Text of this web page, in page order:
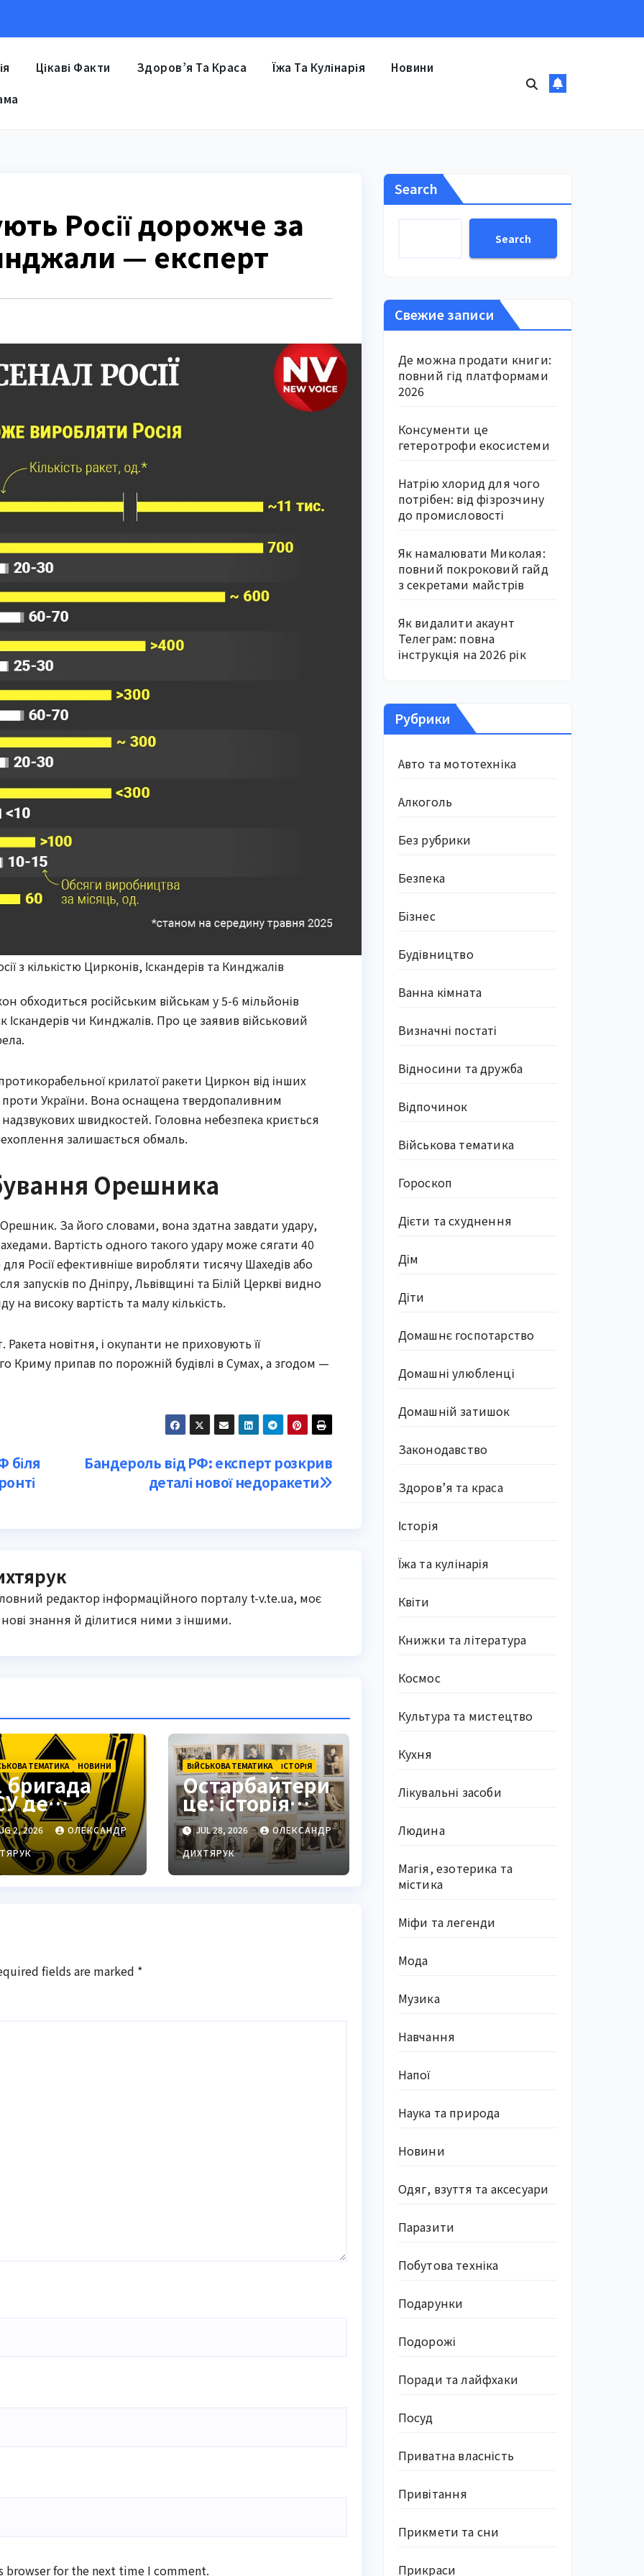
Цікаві Факти Здоров’я Та Краса Їжа Та Кулінарія Новини
Росії дорожче за
— експерт
з кількістю Цирконів, Іскандерів та Кинджалів
обходиться російським військам у 5-6 мільйонів
Іскандерів чи Кинджалів. Про це заявив військовий
крилатої ракети Циркон від інших
проти України. Вона оснащена твердопаливним
швидкостей. Головна небезпека криється
залишається обмаль.
Орешника
За його словами, вона здатна завдати удару,
Вартість одного такого удару може сягати 40
Росії ефективніше виробляти тисячу Шахедів або
запусків по Дніпру, Львівщині та Білій Церкві видно
високу вартість та малу кількість.
новітня, і окупанти не приховують її
Криму припав по порожній будівлі в Сумах, а згодом —
Бандероль від РФ: експерт розкрив
деталі нової недоракети
біля
редактор інформаційного порталу t-v.te.ua, моє
знання й ділитися ними з іншими.
ТЕМАТИКА НОВИНИ
бригада
де
як
2, 2026
ОЛЕКСАНДР
ВІЙСЬКОВА ТЕМАТИКА ІСТОРІЯ
Остарбайтери
це: історія
примусової
праці
українців
JUL 28, 2026
ОЛЕКСАНДР
ДИХТЯРУК
fields are marked *
browser for the next time I comment.
Search
Search
Свежие записи
Де можна продати книги:
повний гід платформами
2026
Консументи це
гетеротрофи екосистеми
Натрію хлорид для чого
потрібен: від фізрозчину
до промисловості
Як намалювати Миколая:
повний покроковий гайд
з секретами майстрів
Як видалити акаунт
Телеграм: повна
інструкція на 2026 рік
Рубрики
Авто та мототехніка
Алкоголь
Без рубрики
Безпека
Бізнес
Будівництво
Ванна кімната
Визначні постаті
Відносини та дружба
Відпочинок
Військова тематика
Гороскоп
Дієти та схуднення
Дім
Діти
Домашнє госпотарство
Домашні улюбленці
Домашній затишок
Законодавство
Здоров’я та краса
Історія
Їжа та кулінарія
Квіти
Книжки та література
Космос
Культура та мистецтво
Кухня
Лікувальні засоби
Людина
Магія, езотерика та
містика
Міфи та легенди
Мода
Музика
Навчання
Напої
Наука та природа
Новини
Одяг, взуття та аксесуари
Паразити
Побутова техніка
Подарунки
Подорожі
Поради та лайфхаки
Посуд
Приватна власність
Привітання
Прикмети та сни
Прикраси